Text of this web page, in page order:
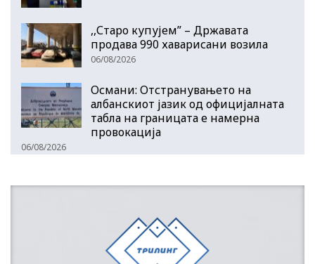
,,Старо купујем” – Државата
продава 990 хаварисани возила
06/08/2026
Османи: Отстранувањето на
албанскиот јазик од официјалната
табла на границата е намерна
провокација
06/08/2026